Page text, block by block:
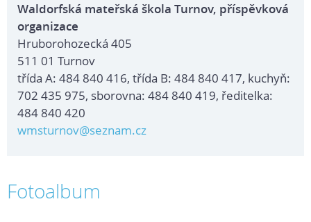
Waldorfská mateřská škola Turnov, příspěvková
organizace
Hruborohozecká 405
511 01 Turnov
třída A: 484 840 416, třída B: 484 840 417, kuchyň:
702 435 975, sborovna: 484 840 419, ředitelka:
484 840 420
wmsturnov@seznam.cz
Fotoalbum